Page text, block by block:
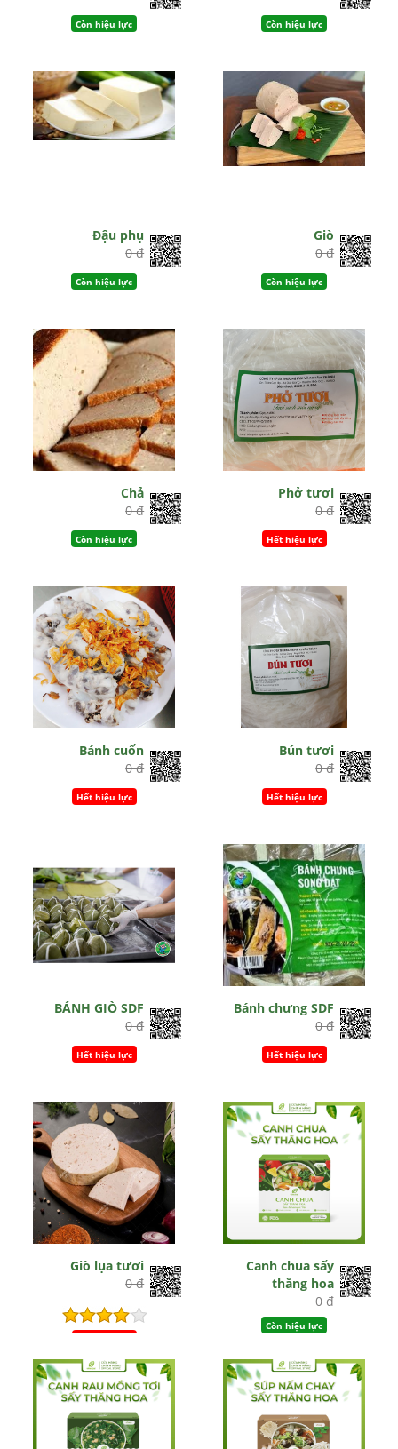
Còn hiệu lực Còn hiệu lực
Đậu phụ
0 đ
Còn hiệu lực
Giò
0 đ
Còn hiệu lực
Chả
0 đ
Còn hiệu lực
Phở tươi
0 đ
Hết hiệu lực
Bánh cuốn
0 đ
Hết hiệu lực
Bún tươi
0 đ
Hết hiệu lực
BÁNH GIÒ SDF
0 đ
Hết hiệu lực
Bánh chưng SDF
0 đ
Hết hiệu lực
Giò lụa tươi
0 đ
Canh chua sấy
thăng hoa
0 đ
Còn hiệu lực